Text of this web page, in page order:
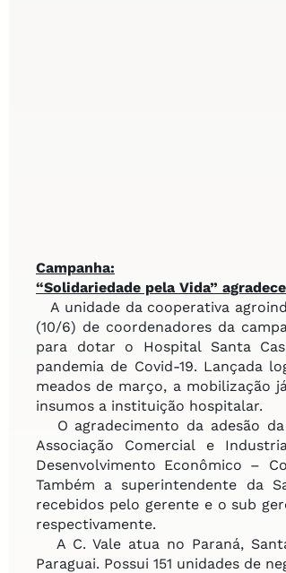
Campanha:
“Solidariedade pela Vida”
A unidade da cooperativa
(10/6) de coordenadores da
para dotar o Hospital Santa
pandemia de Covid-19. Lançada
meados de março, a mobilização
insumos a instituição hospitalar.
O agradecimento da adesão
Associação Comercial e
Desenvolvimento Econômico –
Também a superintendente da
recebidos pelo gerente e o sub
respectivamente.
A C. Vale atua no Paraná,
Paraguai. Possui 151 unidades de